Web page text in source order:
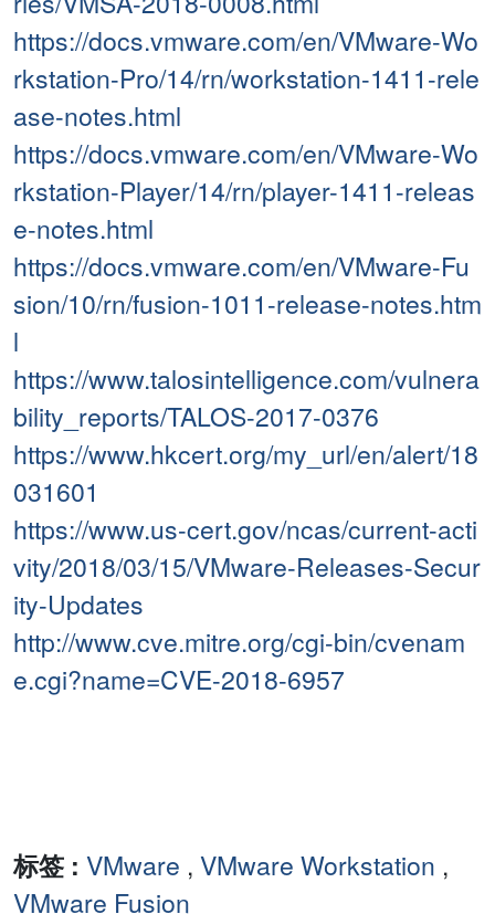
https://docs.vmware.com/en/VMware-Wo
rkstation-Pro/14/rn/workstation-1411-rele
ase-notes.html
https://docs.vmware.com/en/VMware-Wo
rkstation-Player/14/rn/player-1411-releas
e-notes.html
https://docs.vmware.com/en/VMware-Fu
sion/10/rn/fusion-1011-release-notes.htm
l
https://www.talosintelligence.com/vulnera
bility_reports/TALOS-2017-0376
https://www.hkcert.org/my_url/en/alert/18
031601
https://www.us-cert.gov/ncas/current-acti
vity/2018/03/15/VMware-Releases-Secur
ity-Updates
http://www.cve.mitre.org/cgi-bin/cvenam
e.cgi?name=CVE-2018-6957
标签 : VMware , VMware Workstation ,
VMware Fusion